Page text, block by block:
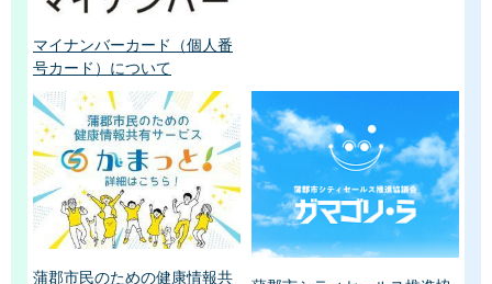
マイナンバーカード（個人番
号カード）について
蒲郡市民のための健康情報共